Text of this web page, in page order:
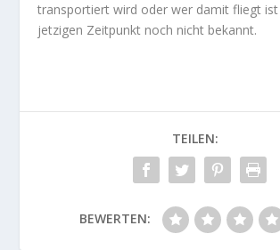
transportiert wird oder wer damit fliegt ist
jetzigen Zeitpunkt noch nicht bekannt.
TEILEN:
BEWERTEN: